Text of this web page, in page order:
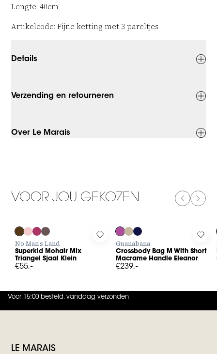
Lengte: 40cm
Artikelcode: Fijne ketting met 3 pareltjes
Details
Verzending en retourneren
Over Le Marais
VOOR JOU GEKOZEN
in to add Superkid Mohair Mix Triangel Sjaal Klein to your
No Man's Land
Superkid Mohair Mix
Triangel Sjaal Klein
€55,-
Log in to add Crossbody Bag M
Guanabana
Crossbody Bag M With Short
Macrame Handle Eleanor
€239,-
Log
Voor 15:00 besteld, vandaag verzonden
4.9 uit5 (737 reviews)
LE MARAIS